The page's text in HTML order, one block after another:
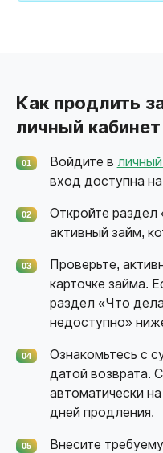
Как продлить
личный кабинет
01 Войдите в
вход доступна
02
Откройте раздел
активный займ,
03
Проверьте,
карточке займа.
раздел «Что
недоступно»
04
Ознакомьтесь с
датой возврата.
автоматически
дней продления.
05
Внесите